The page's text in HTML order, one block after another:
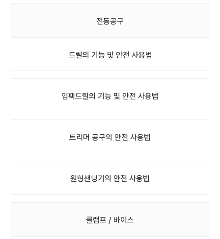
전동공구
드릴의 기능 및 안전 사용법
임팩드릴의 기능 및 안전 사용법
트리머 공구의 안전 사용법
원형샌딩기의 안전 사용법
클램프 / 바이스